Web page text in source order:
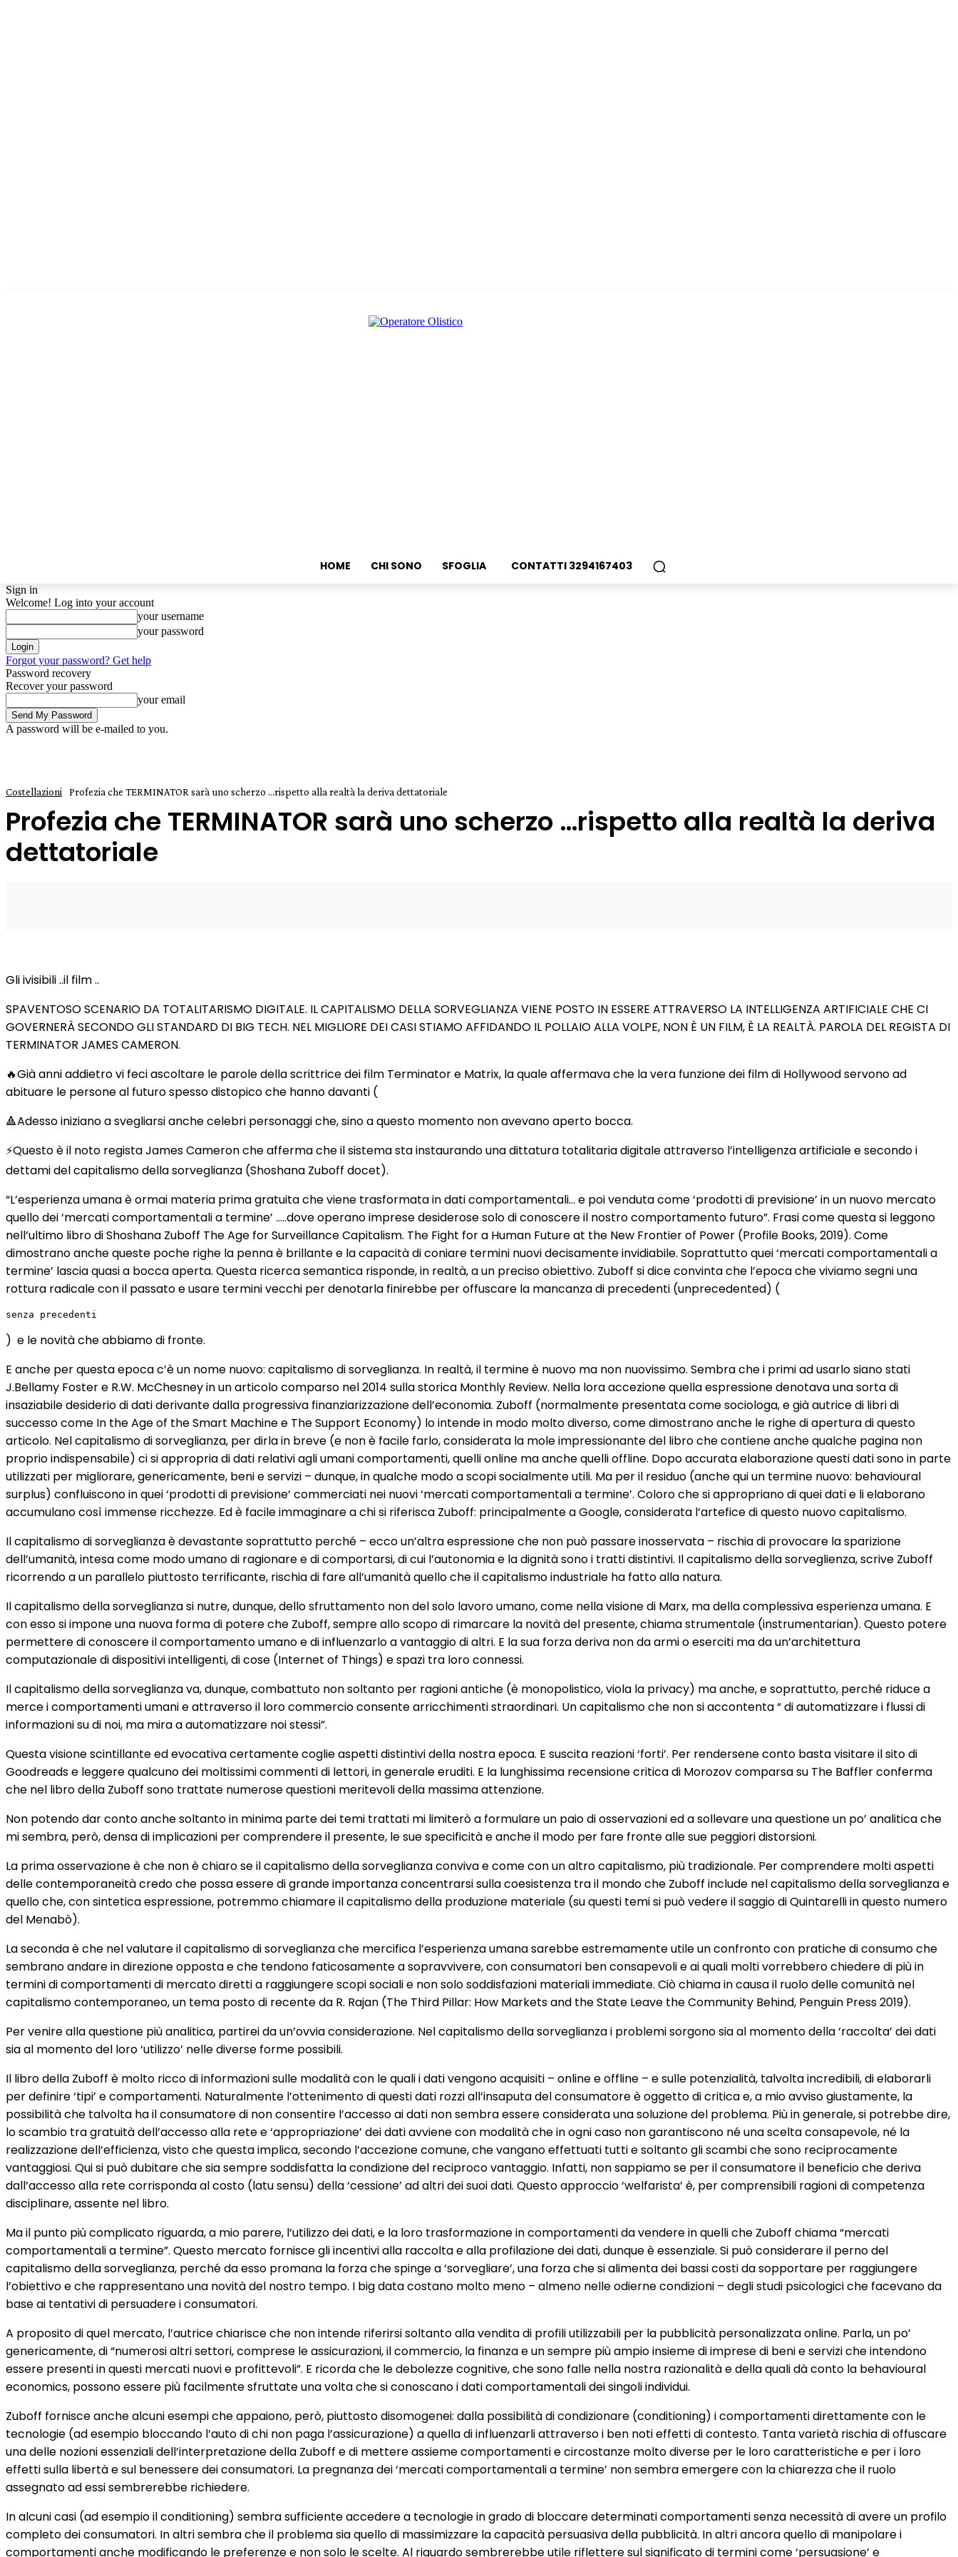
HOME CHI SONO SFOGLIA CONTATTI 3294167403
Sign in
Welcome! Log into your account
your username
your password
Forgot your password? Get help
Password recovery
Recover your password
your email
A password will be e-mailed to you.
Costellazioni Profezia che TERMINATOR sarà uno scherzo ...rispetto alla realtà la deriva dettatoriale
Profezia che TERMINATOR sarà uno scherzo …rispetto alla realtà la deriva
dettatoriale
Gli ivisibili ..il film ..
SPAVENTOSO SCENARIO DA TOTALITARISMO DIGITALE. IL CAPITALISMO DELLA SORVEGLIANZA VIENE POSTO IN ESSERE ATTRAVERSO LA INTELLIGENZA ARTIFICIALE CHE CI
GOVERNERÀ SECONDO GLI STANDARD DI BIG TECH. NEL MIGLIORE DEI CASI STIAMO AFFIDANDO IL POLLAIO ALLA VOLPE, NON È UN FILM, È LA REALTÀ. PAROLA DEL REGISTA DI
TERMINATOR JAMES CAMERON.
🔥Già anni addietro vi feci ascoltare le parole della scrittrice dei film Terminator e Matrix, la quale affermava che la vera funzione dei film di Hollywood servono ad
abituare le persone al futuro spesso distopico che hanno davanti (
🔺️Adesso iniziano a svegliarsi anche celebri personaggi che, sino a questo momento non avevano aperto bocca.
⚡Questo è il noto regista James Cameron che afferma che il sistema sta instaurando una dittatura totalitaria digitale attraverso l’intelligenza artificiale e secondo i
dettami del capitalismo della sorveglianza (Shoshana Zuboff docet).
“L’esperienza umana è ormai materia prima gratuita che viene trasformata in dati comportamentali… e poi venduta come ‘prodotti di previsione’ in un nuovo mercato
quello dei ‘mercati comportamentali a termine’ …..dove operano imprese desiderose solo di conoscere il nostro comportamento futuro”. Frasi come questa si leggono
nell’ultimo libro di Shoshana Zuboff The Age for Surveillance Capitalism. The Fight for a Human Future at the New Frontier of Power (Profile Books, 2019). Come
dimostrano anche queste poche righe la penna è brillante e la capacità di coniare termini nuovi decisamente invidiabile. Soprattutto quei ‘mercati comportamentali a
termine’ lascia quasi a bocca aperta. Questa ricerca semantica risponde, in realtà, a un preciso obiettivo. Zuboff si dice convinta che l’epoca che viviamo segni una
rottura radicale con il passato e usare termini vecchi per denotarla finirebbe per offuscare la mancanza di precedenti (unprecedented) (
senza precedenti
) e le novità che abbiamo di fronte.
E anche per questa epoca c’è un nome nuovo: capitalismo di sorveglianza. In realtà, il termine è nuovo ma non nuovissimo. Sembra che i primi ad usarlo siano stati
J.Bellamy Foster e R.W. McChesney in un articolo comparso nel 2014 sulla storica Monthly Review. Nella lora accezione quella espressione denotava una sorta di
insaziabile desiderio di dati derivante dalla progressiva finanziarizzazione dell’economia. Zuboff (normalmente presentata come sociologa, e già autrice di libri di
successo come In the Age of the Smart Machine e The Support Economy) lo intende in modo molto diverso, come dimostrano anche le righe di apertura di questo
articolo. Nel capitalismo di sorveglianza, per dirla in breve (e non è facile farlo, considerata la mole impressionante del libro che contiene anche qualche pagina non
proprio indispensabile) ci si appropria di dati relativi agli umani comportamenti, quelli online ma anche quelli offline. Dopo accurata elaborazione questi dati sono in parte
utilizzati per migliorare, genericamente, beni e servizi – dunque, in qualche modo a scopi socialmente utili. Ma per il residuo (anche qui un termine nuovo: behavioural
surplus) confluiscono in quei ‘prodotti di previsione’ commerciati nei nuovi ‘mercati comportamentali a termine’. Coloro che si appropriano di quei dati e li elaborano
accumulano così immense ricchezze. Ed è facile immaginare a chi si riferisca Zuboff: principalmente a Google, considerata l’artefice di questo nuovo capitalismo.
Il capitalismo di sorveglianza è devastante soprattutto perché – ecco un’altra espressione che non può passare inosservata – rischia di provocare la sparizione
dell’umanità, intesa come modo umano di ragionare e di comportarsi, di cui l’autonomia e la dignità sono i tratti distintivi. Il capitalismo della sorveglienza, scrive Zuboff
ricorrendo a un parallelo piuttosto terrificante, rischia di fare all’umanità quello che il capitalismo industriale ha fatto alla natura.
Il capitalismo della sorveglianza si nutre, dunque, dello sfruttamento non del solo lavoro umano, come nella visione di Marx, ma della complessiva esperienza umana. E
con esso si impone una nuova forma di potere che Zuboff, sempre allo scopo di rimarcare la novità del presente, chiama strumentale (instrumentarian). Questo potere
permettere di conoscere il comportamento umano e di influenzarlo a vantaggio di altri. E la sua forza deriva non da armi o eserciti ma da un’architettura
computazionale di dispositivi intelligenti, di cose (Internet of Things) e spazi tra loro connessi.
Il capitalismo della sorveglianza va, dunque, combattuto non soltanto per ragioni antiche (è monopolistico, viola la privacy) ma anche, e soprattutto, perché riduce a
merce i comportamenti umani e attraverso il loro commercio consente arricchimenti straordinari. Un capitalismo che non si accontenta “ di automatizzare i flussi di
informazioni su di noi, ma mira a automatizzare noi stessi”.
Questa visione scintillante ed evocativa certamente coglie aspetti distintivi della nostra epoca. E suscita reazioni ‘forti’. Per rendersene conto basta visitare il sito di
Goodreads e leggere qualcuno dei moltissimi commenti di lettori, in generale eruditi. E la lunghissima recensione critica di Morozov comparsa su The Baffler conferma
che nel libro della Zuboff sono trattate numerose questioni meritevoli della massima attenzione.
Non potendo dar conto anche soltanto in minima parte dei temi trattati mi limiterò a formulare un paio di osservazioni ed a sollevare una questione un po’ analitica che
mi sembra, però, densa di implicazioni per comprendere il presente, le sue specificità e anche il modo per fare fronte alle sue peggiori distorsioni.
La prima osservazione è che non è chiaro se il capitalismo della sorveglianza conviva e come con un altro capitalismo, più tradizionale. Per comprendere molti aspetti
delle contemporaneità credo che possa essere di grande importanza concentrarsi sulla coesistenza tra il mondo che Zuboff include nel capitalismo della sorveglianza e
quello che, con sintetica espressione, potremmo chiamare il capitalismo della produzione materiale (su questi temi si può vedere il saggio di Quintarelli in questo numero
del Menabò).
La seconda è che nel valutare il capitalismo di sorveglianza che mercifica l’esperienza umana sarebbe estremamente utile un confronto con pratiche di consumo che
sembrano andare in direzione opposta e che tendono faticosamente a sopravvivere, con consumatori ben consapevoli e ai quali molti vorrebbero chiedere di più in
termini di comportamenti di mercato diretti a raggiungere scopi sociali e non solo soddisfazioni materiali immediate. Ciò chiama in causa il ruolo delle comunità nel
capitalismo contemporaneo, un tema posto di recente da R. Rajan (The Third Pillar: How Markets and the State Leave the Community Behind, Penguin Press 2019).
Per venire alla questione più analitica, partirei da un’ovvia considerazione. Nel capitalismo della sorveglianza i problemi sorgono sia al momento della ‘raccolta’ dei dati
sia al momento del loro ‘utilizzo’ nelle diverse forme possibili.
Il libro della Zuboff è molto ricco di informazioni sulle modalità con le quali i dati vengono acquisiti – online e offline – e sulle potenzialità, talvolta incredibili, di elaborarli
per definire ‘tipi’ e comportamenti. Naturalmente l’ottenimento di questi dati rozzi all’insaputa del consumatore è oggetto di critica e, a mio avviso giustamente, la
possibilità che talvolta ha il consumatore di non consentire l’accesso ai dati non sembra essere considerata una soluzione del problema. Più in generale, si potrebbe dire,
lo scambio tra gratuità dell’accesso alla rete e ‘appropriazione’ dei dati avviene con modalità che in ogni caso non garantiscono né una scelta consapevole, né la
realizzazione dell’efficienza, visto che questa implica, secondo l’accezione comune, che vangano effettuati tutti e soltanto gli scambi che sono reciprocamente
vantaggiosi. Qui si può dubitare che sia sempre soddisfatta la condizione del reciproco vantaggio. Infatti, non sappiamo se per il consumatore il beneficio che deriva
dall’accesso alla rete corrisponda al costo (latu sensu) della ‘cessione’ ad altri dei suoi dati. Questo approccio ‘welfarista’ è, per comprensibili ragioni di competenza
disciplinare, assente nel libro.
Ma il punto più complicato riguarda, a mio parere, l’utilizzo dei dati, e la loro trasformazione in comportamenti da vendere in quelli che Zuboff chiama “mercati
comportamentali a termine”. Questo mercato fornisce gli incentivi alla raccolta e alla profilazione dei dati, dunque è essenziale. Si può considerare il perno del
capitalismo della sorveglianza, perché da esso promana la forza che spinge a ‘sorvegliare’, una forza che si alimenta dei bassi costi da sopportare per raggiungere
l’obiettivo e che rappresentano una novità del nostro tempo. I big data costano molto meno – almeno nelle odierne condizioni – degli studi psicologici che facevano da
base ai tentativi di persuadere i consumatori.
A proposito di quel mercato, l’autrice chiarisce che non intende riferirsi soltanto alla vendita di profili utilizzabili per la pubblicità personalizzata online. Parla, un po’
genericamente, di “numerosi altri settori, comprese le assicurazioni, il commercio, la finanza e un sempre più ampio insieme di imprese di beni e servizi che intendono
essere presenti in questi mercati nuovi e profittevoli”. E ricorda che le debolezze cognitive, che sono falle nella nostra razionalità e della quali dà conto la behavioural
economics, possono essere più facilmente sfruttate una volta che si conoscano i dati comportamentali dei singoli individui.
Zuboff fornisce anche alcuni esempi che appaiono, però, piuttosto disomogenei: dalla possibilità di condizionare (conditioning) i comportamenti direttamente con le
tecnologie (ad esempio bloccando l’auto di chi non paga l’assicurazione) a quella di influenzarli attraverso i ben noti effetti di contesto. Tanta varietà rischia di offuscare
una delle nozioni essenziali dell’interpretazione della Zuboff e di mettere assieme comportamenti e circostanze molto diverse per le loro caratteristiche e per i loro
effetti sulla libertà e sul benessere dei consumatori. La pregnanza dei ‘mercati comportamentali a termine’ non sembra emergere con la chiarezza che il ruolo
assegnato ad essi sembrerebbe richiedere.
In alcuni casi (ad esempio il conditioning) sembra sufficiente accedere a tecnologie in grado di bloccare determinati comportamenti senza necessità di avere un profilo
completo dei consumatori. In altri sembra che il problema sia quello di massimizzare la capacità persuasiva della pubblicità. In altri ancora quello di manipolare i
comportamenti anche modificando le preferenze e non solo le scelte. Al riguardo sembrerebbe utile riflettere sul significato di termini come ‘persuasione’ e